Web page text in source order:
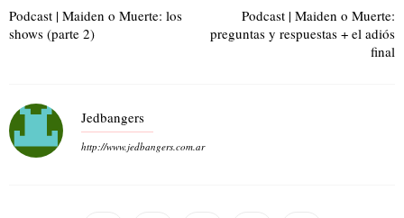
Podcast | Maiden o Muerte: los
shows (parte 2)
Podcast | Maiden o Muerte:
preguntas y respuestas + el adiós
final
Jedbangers
http://www.jedbangers.com.ar